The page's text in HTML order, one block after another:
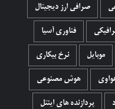
صرافی ارز دیجیتال
فناوری آسیا
موبایل نرخ بیکاری
هوش مصنوعی
پردازنده های اینتل